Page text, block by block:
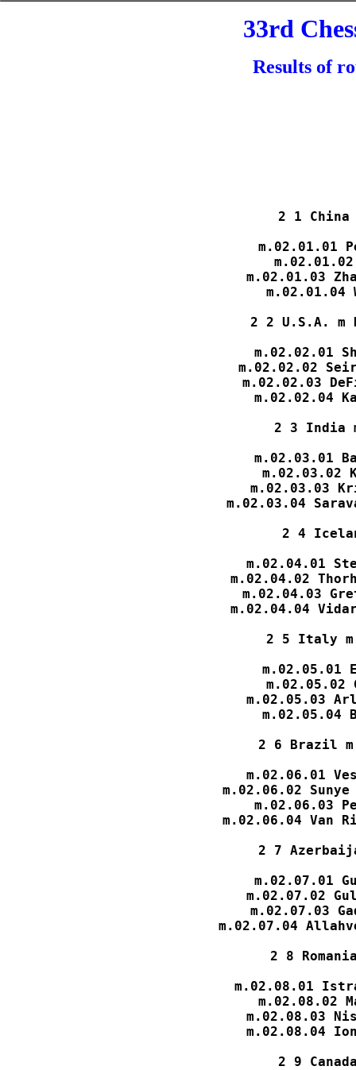
33rd
Results of
2 1
m.02.01.01
m.02.01.03
m.02.01.04
2 2 U.S.A.
m.02.02.01
m.02.02.02
m.02.02.03
m.02.02.04
2 3 India
m.02.03.01
m.02.03.03
m.02.03.04
2 4
m.02.04.01
m.02.04.02
m.02.04.03
m.02.04.04
2 5 Italy
m.02.05.03
m.02.05.04
2 6 Brazil
m.02.06.01
m.02.06.02
m.02.06.04 Van
2 7
m.02.07.01
m.02.07.02
m.02.07.03
m.02.07.04
2 8
m.02.08.01
m.02.08.02
m.02.08.03
m.02.08.04
2 9